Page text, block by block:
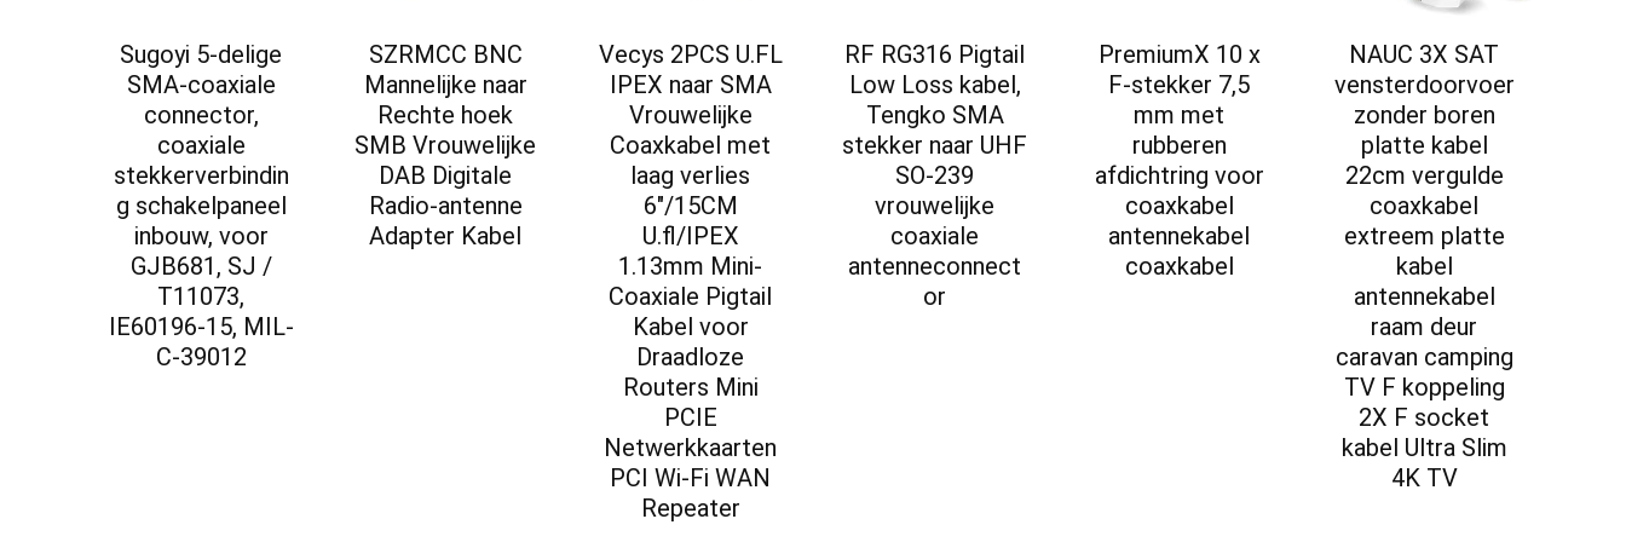
Sugoyi 5-delige
SMA-coaxiale
connector,
coaxiale
stekkerverbindin
g schakelpaneel
inbouw, voor
GJB681, SJ /
T11073,
IE60196-15, MIL-
C-39012
SZRMCC BNC
Mannelijke naar
Rechte hoek
SMB Vrouwelijke
DAB Digitale
Radio-antenne
Adapter Kabel
Vecys 2PCS U.FL
IPEX naar SMA
Vrouwelijke
Coaxkabel met
laag verlies
6″/15CM
U.fl/IPEX
1.13mm Mini-
Coaxiale Pigtail
Kabel voor
Draadloze
Routers Mini
PCIE
Netwerkkaarten
PCI Wi-Fi WAN
Repeater
RF RG316 Pigtail
Low Loss kabel,
Tengko SMA
stekker naar UHF
SO-239
vrouwelijke
coaxiale
antenneconnect
or
PremiumX 10 x
F-stekker 7,5
mm met
rubberen
afdichtring voor
coaxkabel
antennekabel
coaxkabel
NAUC 3X SAT
vensterdoorvoer
zonder boren
platte kabel
22cm vergulde
coaxkabel
extreem platte
kabel
antennekabel
raam deur
caravan camping
TV F koppeling
2X F socket
kabel Ultra Slim
4K TV